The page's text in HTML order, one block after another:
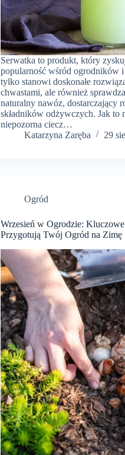
Serwatka to produkt, który
popularność wśród ogrodników
tylko stanowi doskonałe
chwastami, ale również
naturalny nawóz, dostarczający
składników odżywczych. Jak to
niepozorna ciecz…
Katarzyna Zaręba
29
Ogród
Wrzesień w Ogrodzie:
Przygotują Twój Ogród na Zimę